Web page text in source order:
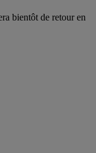
bientôt de retour en